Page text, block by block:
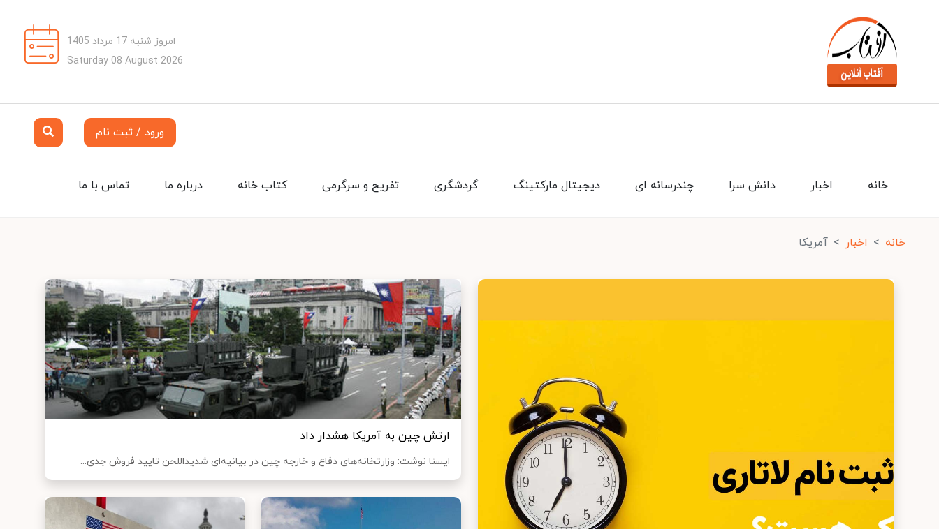
امروز شنبه 17 مرداد 1405
Saturday 08 August 2026
ورود / ثبت نام
تماس با ما درباره ما کتاب خانه تفریح و سرگرمی گردشگری دیجیتال مارکتینگ چندرسانه ای دانش سرا اخبار خانه
خانه اخبار آمریکا
ارتش چین به آمریکا هشدار داد
ایسنا نوشت: وزارتخانه‌های دفاع و خارجه چین در بیانیه‌ای شدیداللحن تایید فروش جدی...